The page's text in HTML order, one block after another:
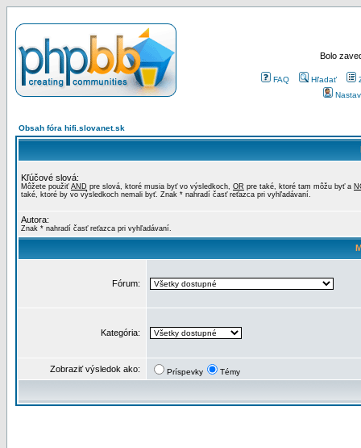
Bolo
FAQ Hľadať
Obsah fóra hifi.slovanet.sk
Kľúčové slová:
Môžete použiť AND pre slová, ktoré musia byť vo výsledkoch, OR pre také, ktoré tam môžu byť a
také, ktoré by vo výsledkoch nemali byť. Znak * nahradí časť reťazca pri vyhľadávaní.
Autora:
Znak * nahradí časť reťazca pri vyhľadávaní.
Fórum:
Kategória:
Zobraziť výsledok ako: Príspevky Témy